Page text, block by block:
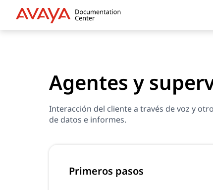
Agentes y
Interacción del cliente a través de voz y
de datos e informes.
Primeros pasos